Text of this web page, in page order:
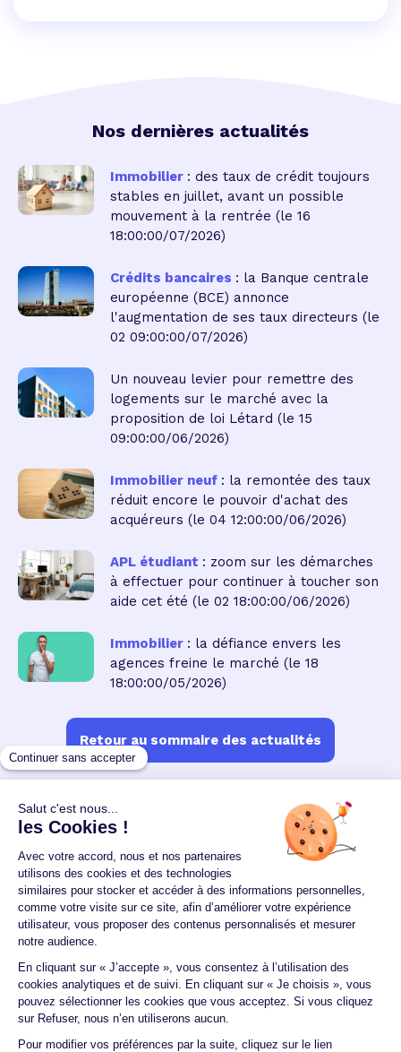
Nos dernières actualités
Immobilier : des taux de crédit toujours
stables en juillet, avant un possible
mouvement à la rentrée (le 16
18:00:00/07/2026)
Crédits bancaires : la Banque centrale
européenne (BCE) annonce
l'augmentation de ses taux directeurs (le
02 09:00:00/07/2026)
Un nouveau levier pour remettre des
logements sur le marché avec la
proposition de loi Létard (le 15
09:00:00/06/2026)
Immobilier neuf : la remontée des taux
réduit encore le pouvoir d'achat des
acquéreurs (le 04 12:00:00/06/2026)
APL étudiant : zoom sur les démarches
à effectuer pour continuer à toucher son
aide cet été (le 02 18:00:00/06/2026)
Immobilier : la défiance envers les
agences freine le marché (le 18
18:00:00/05/2026)
Retour au sommaire des actualités
Un crédit vous engage et doit être remboursé.
Vérifiez vos capacités de remboursement avant de
vous engager.
Aucun versement, de quelque nature que ce soit, ne
peut être exigé d'un particulier avant l'obtention
d'un ou plusieurs prêts d'argent.